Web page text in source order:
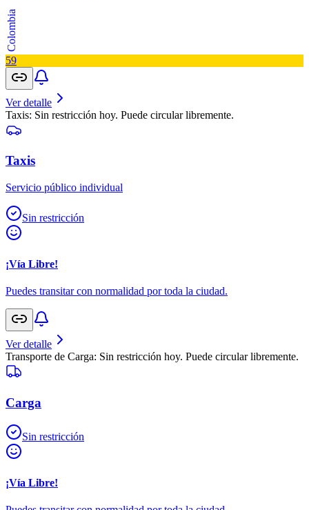
Colombia
59
Ver detalle
Taxis: Sin restricción hoy. Puede circular libremente.
Taxis
Servicio público individual
Sin restricción
¡Vía Libre!
Puedes transitar con normalidad por toda la ciudad.
Ver detalle
Transporte de Carga: Sin restricción hoy. Puede circular libremente.
Carga
Sin restricción
¡Vía Libre!